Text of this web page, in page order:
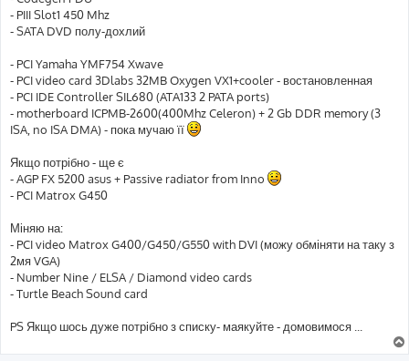
я
- PIII Slot1 450 Mhz
- SATA DVD полу-дохлий
- PCI Yamaha YMF754 Xwave
- PCI video card 3Dlabs 32MB Oxygen VX1+cooler - востановленная
- PCI IDE Controller SIL680 (ATA133 2 PATA ports)
- motherboard ICPMB-2600(400Mhz Celeron) + 2 Gb DDR memory (3
ISA, no ISA DMA) - пока мучаю її
Якщо потрібно - ще є
- AGP FX 5200 asus + Passive radiator from Inno
- PCI Matrox G450
Міняю на:
- PCI video Matrox G400/G450/G550 with DVI (можу обміняти на таку з
2мя VGA)
- Number Nine / ELSA / Diamond video cards
- Turtle Beach Sound card
PS Якщо шось дуже потрібно з списку- маякуйте - домовимося ...